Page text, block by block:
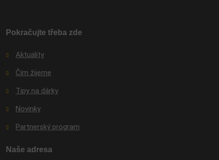
odeslat.
Pokračujte třeba zde
Aktuality
Čím žijeme
Tipy na dárky
Novinky
Partnerský program
Naše adresa